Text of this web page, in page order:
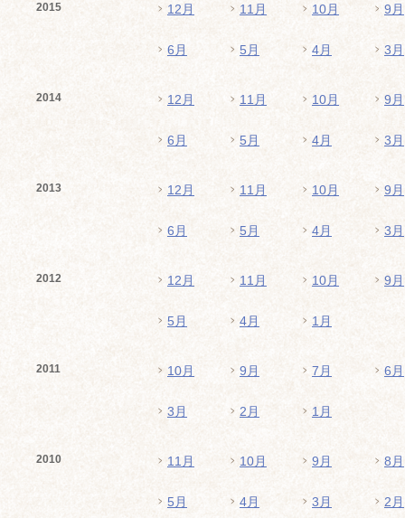
2015 12月 11月 10月 9月
6月 5月 4月 3月
2014 12月 11月 10月 9月
6月 5月 4月 3月
2013 12月 11月 10月 9月
6月 5月 4月 3月
2012 12月 11月 10月 9月
5月 4月 1月
2011 10月 9月 7月 6月
3月 2月 1月
2010 11月 10月 9月 8月
5月 4月 3月 2月